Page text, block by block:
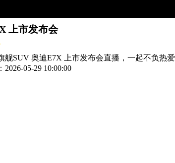
上市发布会
舰SUV 奥迪E7X 上市发布会直播，一起不负热爱
2026-05-29 10:00:00